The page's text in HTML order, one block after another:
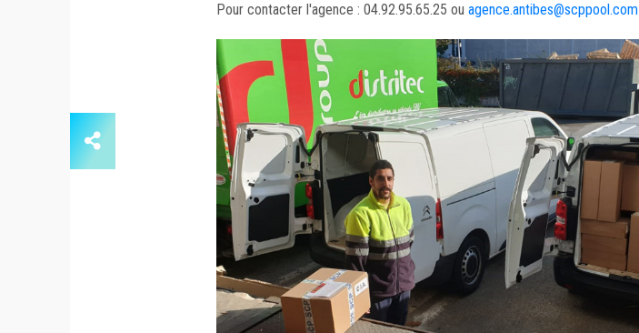
Pour contacter l'agence : 04.92.95.65.25 ou agence.antibes@scppool.com